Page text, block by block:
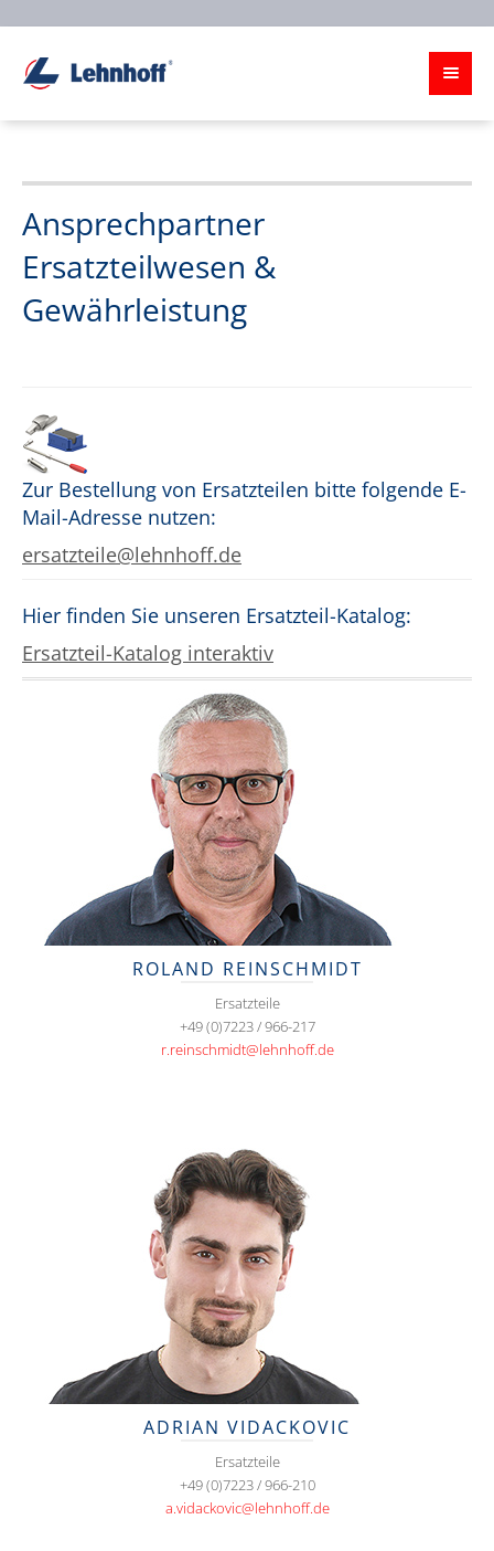
Ansprechpartner
Ersatzteilwesen &
Gewährleistung
Zur Bestellung von Ersatzteilen bitte folgende E-
Mail-Adresse nutzen:
ersatzteile@lehnhoff.de
Hier finden Sie unseren Ersatzteil-Katalog:
Ersatzteil-Katalog interaktiv
ROLAND REINSCHMIDT
Ersatzteile
+49 (0)7223 / 966-217
r.reinschmidt@lehnhoff.de
ADRIAN VIDACKOVIC
Ersatzteile
+49 (0)7223 / 966-210
a.vidackovic@lehnhoff.de